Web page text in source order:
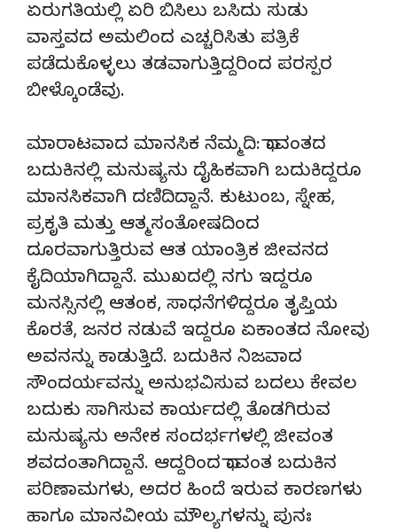
ಏರುಗತಿಯಲ್ಲಿ ಏರಿ ಬಿಸಿಲು ಬಸಿದು ಸುಡು
ವಾಸ್ತವದ ಅಮಲಿಂದ ಎಚ್ಚರಿಸಿತು ಪತ್ರಿಕೆ
ಪಡೆದುಕೊಳ್ಳಲು ತಡವಾಗುತ್ತಿದ್ದರಿಂದ ಪರಸ್ಪರ
ಬೀಳ್ಕೊಂಡೆವು.
ಮಾರಾಟವಾದ ಮಾನಸಿಕ ನೆಮ್ಮದಿ: ಧಾವಂತದ
ಬದುಕಿನಲ್ಲಿ ಮನುಷ್ಯನು ದೈಹಿಕವಾಗಿ ಬದುಕಿದ್ದರೂ
ಮಾನಸಿಕವಾಗಿ ದಣಿದಿದ್ದಾನೆ. ಕುಟುಂಬ, ಸ್ನೇಹ,
ಪ್ರಕೃತಿ ಮತ್ತು ಆತ್ಮಸಂತೋಷದಿಂದ
ದೂರವಾಗುತ್ತಿರುವ ಆತ ಯಾಂತ್ರಿಕ ಜೀವನದ
ಕೈದಿಯಾಗಿದ್ದಾನೆ. ಮುಖದಲ್ಲಿ ನಗು ಇದ್ದರೂ
ಮನಸ್ಸಿನಲ್ಲಿ ಆತಂಕ, ಸಾಧನೆಗಳಿದ್ದರೂ ತೃಪ್ತಿಯ
ಕೊರತೆ, ಜನರ ನಡುವೆ ಇದ್ದರೂ ಏಕಾಂತದ ನೋವು
ಅವನನ್ನು ಕಾಡುತ್ತಿದೆ. ಬದುಕಿನ ನಿಜವಾದ
ಸೌಂದರ್ಯವನ್ನು ಅನುಭವಿಸುವ ಬದಲು ಕೇವಲ
ಬದುಕು ಸಾಗಿಸುವ ಕಾರ್ಯದಲ್ಲಿ ತೊಡಗಿರುವ
ಮನುಷ್ಯನು ಅನೇಕ ಸಂದರ್ಭಗಳಲ್ಲಿ ಜೀವಂತ
ಶವದಂತಾಗಿದ್ದಾನೆ. ಆದ್ದರಿಂದ ಧಾವಂತ ಬದುಕಿನ
ಪರಿಣಾಮಗಳು, ಅದರ ಹಿಂದೆ ಇರುವ ಕಾರಣಗಳು
ಹಾಗೂ ಮಾನವೀಯ ಮೌಲ್ಯಗಳನ್ನು ಪುನಃ